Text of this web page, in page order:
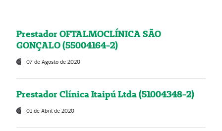
Prestador OFTALMOCLÍNICA SÃO
GONÇALO (55004164-2)
07 de Agosto de 2020
Prestador Clínica Itaipú Ltda (51004348-2)
01 de Abril de 2020